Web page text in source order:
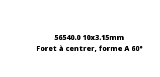
56540.0 10x3.15mm
Foret à centrer, forme A 60°